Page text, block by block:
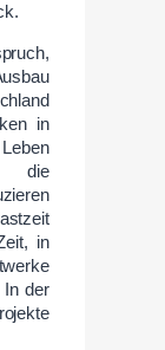
in
die
in
In der